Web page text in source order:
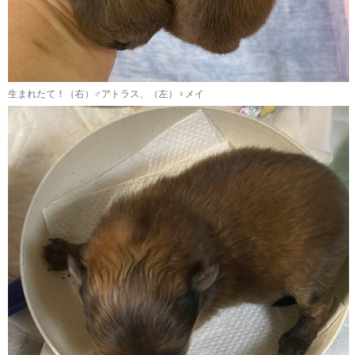
生まれたて！（右）♂アトラス、（左）♀メイ